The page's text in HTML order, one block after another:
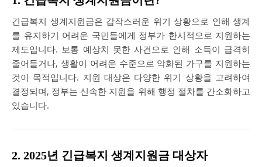
긴급복지 생계지원금은 갑작스러운 위기 상황으로 인해 생계
를 유지하기 어려운 국민들에게 정부가 한시적으로 지원하는
제도입니다. 보통 예상치 못한 사건으로 인해 소득이 급격히
줄어들거나, 생활이 어려운 수준으로 악화된 가구를 지원하는
것이 목적입니다. 지원 대상은 다양한 위기 상황을 고려하여
결정되며, 정부는 신속한 지원을 위해 행정 절차를 간소화하고
있습니다.
2. 2025년 긴급복지 생계지원금 대상자